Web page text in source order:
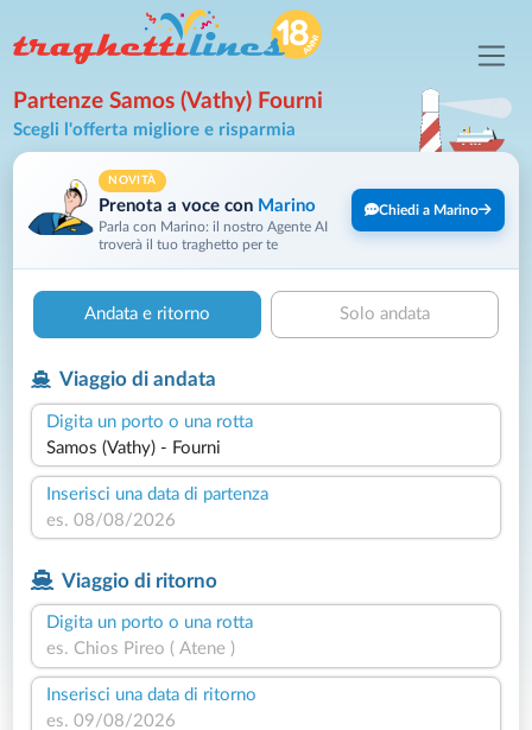
Partenze Samos (Vathy) Fourni
Scegli l'offerta migliore e risparmia
NOVITÀ
Prenota a voce con Marino
Parla con Marino: il nostro Agente AI
troverà il tuo traghetto per te
Chiedi a Marino
Andata e ritorno Solo andata
Viaggio di andata
Digita un porto o una rotta
Inserisci una data di partenza
Viaggio di ritorno
Digita un porto o una rotta
Inserisci una data di ritorno